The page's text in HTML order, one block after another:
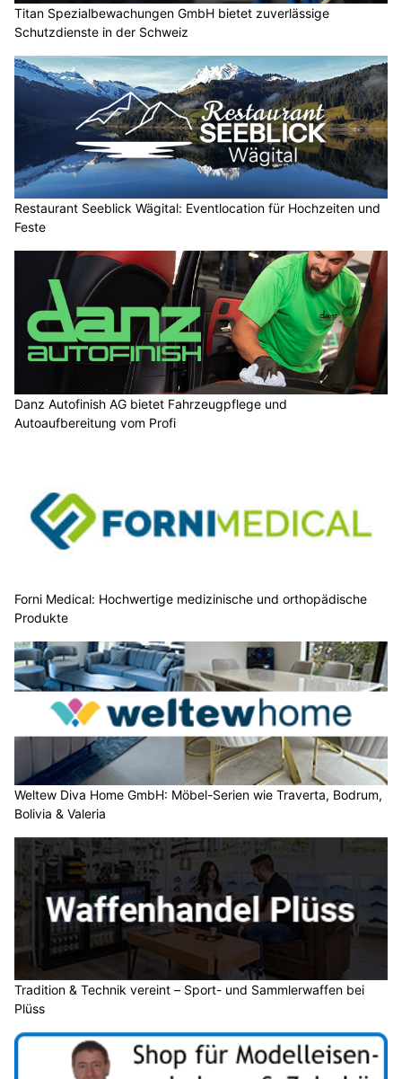
Titan Spezialbewachungen GmbH bietet zuverlässige
Schutzdienste in der Schweiz
Restaurant Seeblick Wägital: Eventlocation für Hochzeiten und
Feste
Danz Autofinish AG bietet Fahrzeugpflege und
Autoaufbereitung vom Profi
Forni Medical: Hochwertige medizinische und orthopädische
Produkte
Weltew Diva Home GmbH: Möbel-Serien wie Traverta, Bodrum,
Bolivia & Valeria
Tradition & Technik vereint – Sport- und Sammlerwaffen bei
Plüss